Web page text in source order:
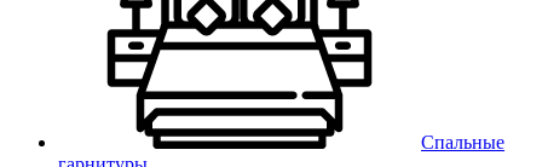
Спальные